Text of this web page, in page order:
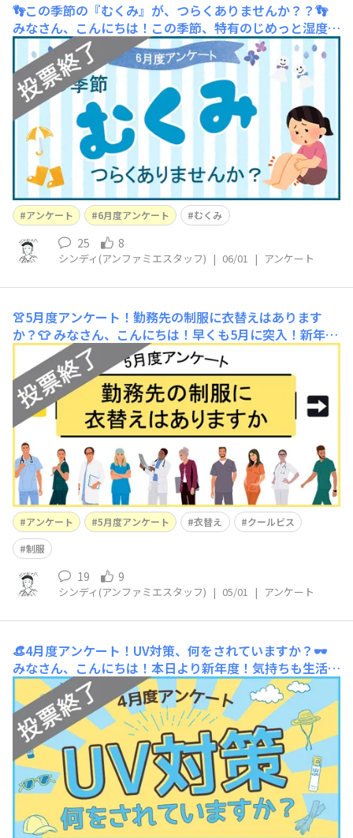
👣この季節の『むくみ』が、つらくありませんか？？👣
みなさん、こんにちは！この季節、特有のじめっと湿度の
高い季節がやってきましたね💦私は髪の毛がぼわぼわする
ので、ヘアオイルが手放せません。。みなさんは身体の不
調は起こっていませんか？？梅雨時期、身体に余計な水分
が溜まりやすくなるとのことで『むくみ』が起こりやすく
なっているそうです。みなさんは『むくみ』
アンケート 6月度アンケート むくみ
25 8
シンディ(アンファミエスタッフ) | 06/01 | アンケート
👚5月度アンケート！勤務先の制服に衣替えはあります
か？👕 みなさん、こんにちは！早くも5月に突入！新年度
から早1か月が経過しましたが、みなさんはいかがお過ご
しでしょうか？5月はGWもあり、連休の方もいらっしゃ
るのでは？また新生活から続く緊張感がこのあたりでやっ
とほぐれてくるのではないでしょうか？季節の変わり目、
おうちでは冬物を片付けて夏物に切り替えていく時
アンケート 5月度アンケート 衣替え
クールビス
制服
19 9
シンディ(アンファミエスタッフ) | 05/01 | アンケート
👒4月度アンケート！UV対策、何をされていますか？🕶
みなさん、こんにちは！本日より新年度！気持ちも生活も
背筋が伸びる感じがしますね🌸季節外れの夏日や春の嵐な
ど相変わらずお天気は落ち着きがありませんが…しかし！
太陽の日差しが日に日に強くなっている気がする、今日こ
の頃。春の紫外線も油断大敵🙅ということで！今月のアン
ケートは『UV対策、何をされていますか？